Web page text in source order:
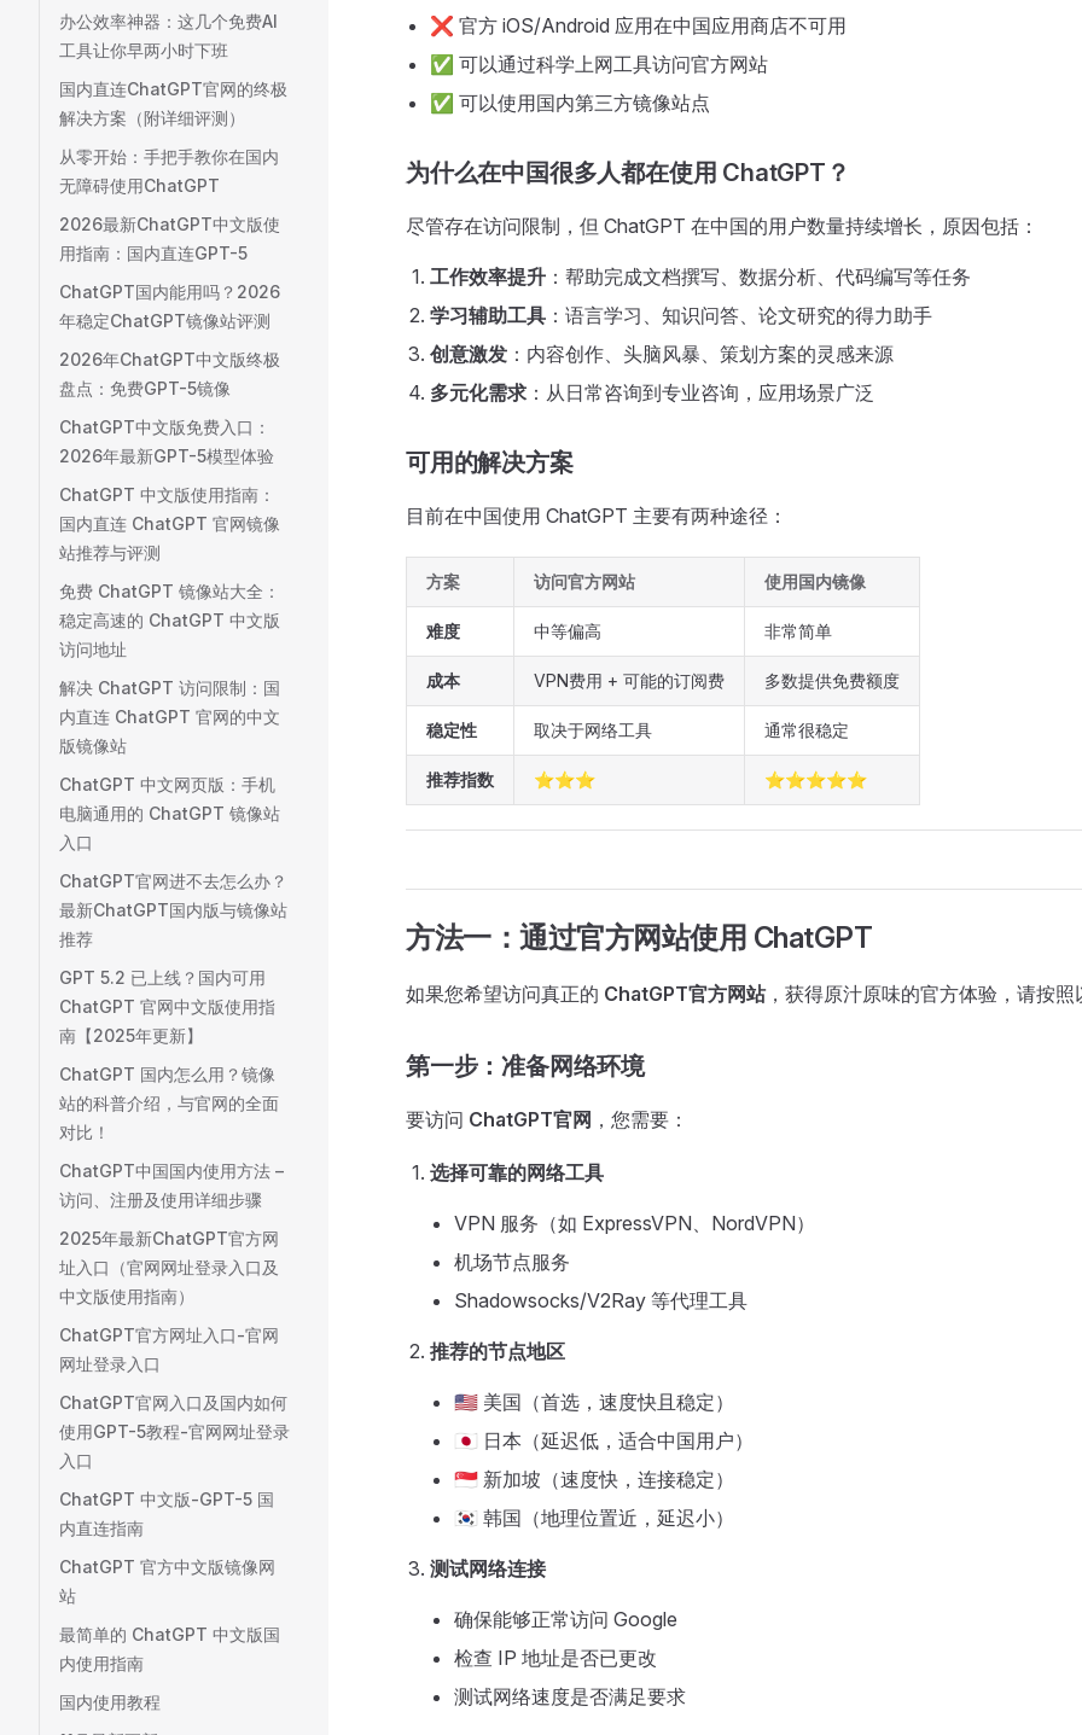
办公效率神器：这几个免费AI
工具让你早两小时下班
国内直连ChatGPT官网的终极
解决方案（附详细评测）
从零开始：手把手教你在国内
无障碍使用ChatGPT
2026最新ChatGPT中文版使
用指南：国内直连GPT-5
ChatGPT国内能用吗？2026
年稳定ChatGPT镜像站评测
2026年ChatGPT中文版终极
盘点：免费GPT-5镜像
ChatGPT中文版免费入口：
2026年最新GPT-5模型体验
ChatGPT 中文版使用指南：
国内直连 ChatGPT 官网镜像
站推荐与评测
免费 ChatGPT 镜像站大全：
稳定高速的 ChatGPT 中文版
访问地址
解决 ChatGPT 访问限制：国
内直连 ChatGPT 官网的中文
版镜像站
ChatGPT 中文网页版：手机
电脑通用的 ChatGPT 镜像站
入口
ChatGPT官网进不去怎么办？
最新ChatGPT国内版与镜像站
推荐
GPT 5.2 已上线？国内可用
ChatGPT 官网中文版使用指
南【2025年更新】
ChatGPT 国内怎么用？镜像
站的科普介绍，与官网的全面
对比！
ChatGPT中国国内使用方法 –
访问、注册及使用详细步骤
2025年最新ChatGPT官方网
址入口（官网网址登录入口及
中文版使用指南）
ChatGPT官方网址入口-官网
网址登录入口
ChatGPT官网入口及国内如何
使用GPT-5教程-官网网址登录
入口
ChatGPT 中文版-GPT-5 国
内直连指南
ChatGPT 官方中文版镜像网
站
最简单的 ChatGPT 中文版国
内使用指南
国内使用教程
❌ 官方 iOS/Android 应用在中国应用商店不可用
✅ 可以通过科学上网工具访问官方网站
✅ 可以使用国内第三方镜像站点
为什么在中国很多人都在使用 ChatGPT？
尽管存在访问限制，但 ChatGPT 在中国的用户数量持续增长，原因包括：
工作效率提升 ：帮助完成文档撰写、数据分析、代码编写等任务
学习辅助工具 ：语言学习、知识问答、论文研究的得力助手
创意激发 ：内容创作、头脑风暴、策划方案的灵感来源
多元化需求 ：从日常咨询到专业咨询，应用场景广泛
可用的解决方案
目前在中国使用 ChatGPT 主要有两种途径：
方案 访问官方网站 使用国内镜像
难度 中等偏高 非常简单
成本 VPN费用 + 可能的订阅费 多数提供免费额度
稳定性 取决于网络工具 通常很稳定
推荐指数 ⭐⭐⭐ ⭐⭐⭐⭐⭐
方法一：通过官方网站使用 ChatGPT
如果您希望访问真正的 ChatGPT官方网站，获得原汁原味的官方体验，请按照
第一步：准备网络环境
要访问 ChatGPT官网 ，您需要：
选择可靠的网络工具
VPN 服务（如 ExpressVPN、NordVPN）
机场节点服务
Shadowsocks/V2Ray 等代理工具
推荐的节点地区
🇺🇸 美国（首选，速度快且稳定）
🇯🇵 日本（延迟低，适合中国用户）
🇸🇬 新加坡（速度快，连接稳定）
🇰🇷 韩国（地理位置近，延迟小）
测试网络连接
确保能够正常访问 Google
检查 IP 地址是否已更改
测试网络速度是否满足要求